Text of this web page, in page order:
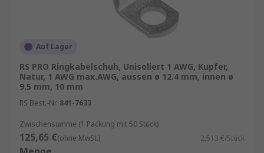
Auf Lager
RS PRO Ringkabelschuh, Unisoliert 1 AWG, Kupfer,
Natur, 1 AWG max.AWG, aussen ø 12.4 mm, innen ø
9.5 mm, 10 mm
RS Best.-Nr. 841-7633
Zwischensumme (1 Packung mit 50 Stück)
125,65 €(ohne MwSt.) 2,513 €/Stück